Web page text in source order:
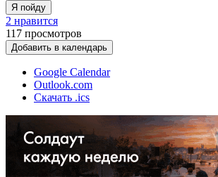
Я пойду
2 нравится
117 просмотров
Добавить в календарь
Google Calendar
Outlook.com
Скачать .ics